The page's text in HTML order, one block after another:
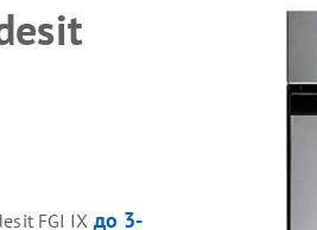
FGI IX до 3-